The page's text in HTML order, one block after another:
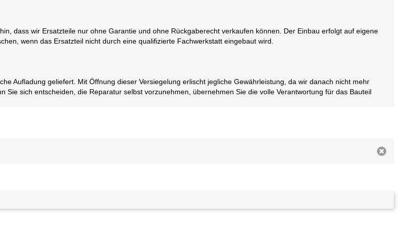
dass wir Ersatzteile nur ohne Garantie und ohne Rückgaberecht verkaufen können. Der Einbau erfolgt auf eigene
wenn das Ersatzteil nicht durch eine qualifizierte Fachwerkstatt eingebaut wird.
Aufladung geliefert. Mit Öffnung dieser Versiegelung erlischt jegliche Gewährleistung, da wir danach nicht mehr
sich entscheiden, die Reparatur selbst vorzunehmen, übernehmen Sie die volle Verantwortung für das Bauteil